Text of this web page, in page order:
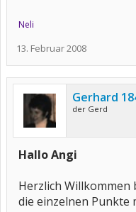
Neli
13. Februar 2008
Gerhard
der Gerd
Hallo Angi
Herzlich Willkommen
die einzelnen Punkte